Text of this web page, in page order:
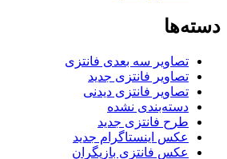
دسته‌ها
تصاویر سه بعدی فانتزی
تصاویر فانتزی جدید
تصاویر فانتزی دیدنی
دسته‌بندی نشده
طرح فانتزی جدید
عکس اینستاگرام جدید
عکس فانتزی بازیگران